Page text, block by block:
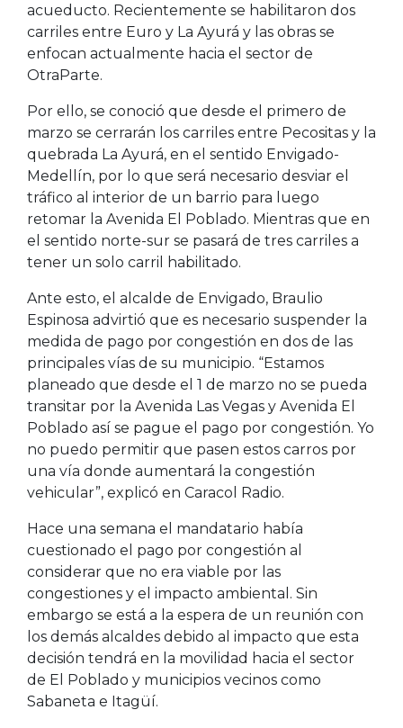
acueducto. Recientemente se habilitaron dos
carriles entre Euro y La Ayurá y las obras se
enfocan actualmente hacia el sector de
OtraParte.
Por ello, se conoció que desde el primero de
marzo se cerrarán los carriles entre Pecositas y la
quebrada La Ayurá, en el sentido Envigado-
Medellín, por lo que será necesario desviar el
tráfico al interior de un barrio para luego
retomar la Avenida El Poblado. Mientras que en
el sentido norte-sur se pasará de tres carriles a
tener un solo carril habilitado.
Ante esto, el alcalde de Envigado, Braulio
Espinosa advirtió que es necesario suspender la
medida de pago por congestión en dos de las
principales vías de su municipio. “Estamos
planeado que desde el 1 de marzo no se pueda
transitar por la Avenida Las Vegas y Avenida El
Poblado así se pague el pago por congestión. Yo
no puedo permitir que pasen estos carros por
una vía donde aumentará la congestión
vehicular”, explicó en Caracol Radio.
Hace una semana el mandatario había
cuestionado el pago por congestión al
considerar que no era viable por las
congestiones y el impacto ambiental. Sin
embargo se está a la espera de un reunión con
los demás alcaldes debido al impacto que esta
decisión tendrá en la movilidad hacia el sector
de El Poblado y municipios vecinos como
Sabaneta e Itagüí.